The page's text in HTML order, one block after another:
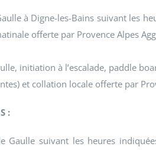
à Digne-les-Bains suivant les
offerte par Provence Alpes
initiation à l’escalade, paddle
et collation locale offerte par
:
Gaulle suivant les heures